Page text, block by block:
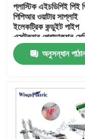
আমাদের সম্পর্কে
প্লাস্টিক এইচডিপিই পিই
পিপিআর ওয়াটার সাপ্লাই
ইলেকট্রিক কন্ডুইট পাইপ
এক্সট্রুশন প্রোডাকশন
মেশিন পিপিআর পাইপ মেশিন
অনুসন্ধান